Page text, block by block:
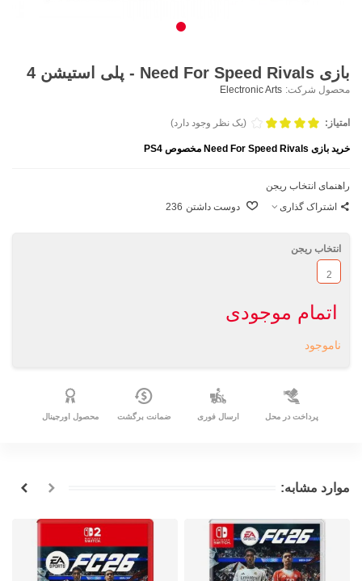
بازی Need For Speed Rivals - پلی استیشن 4
محصول شرکت: Electronic Arts
امتیاز: (یک نظر وجود دارد)
خرید بازی Need For Speed Rivals مخصوص PS4
راهنمای انتخاب ریجن
اشتراک گذاری
دوست داشتن 236
انتخاب ریجن
2
اتمام موجودی
ناموجود
پرداخت در محل ارسال فوری ضمانت برگشت محصول اورجینال
موارد مشابه: